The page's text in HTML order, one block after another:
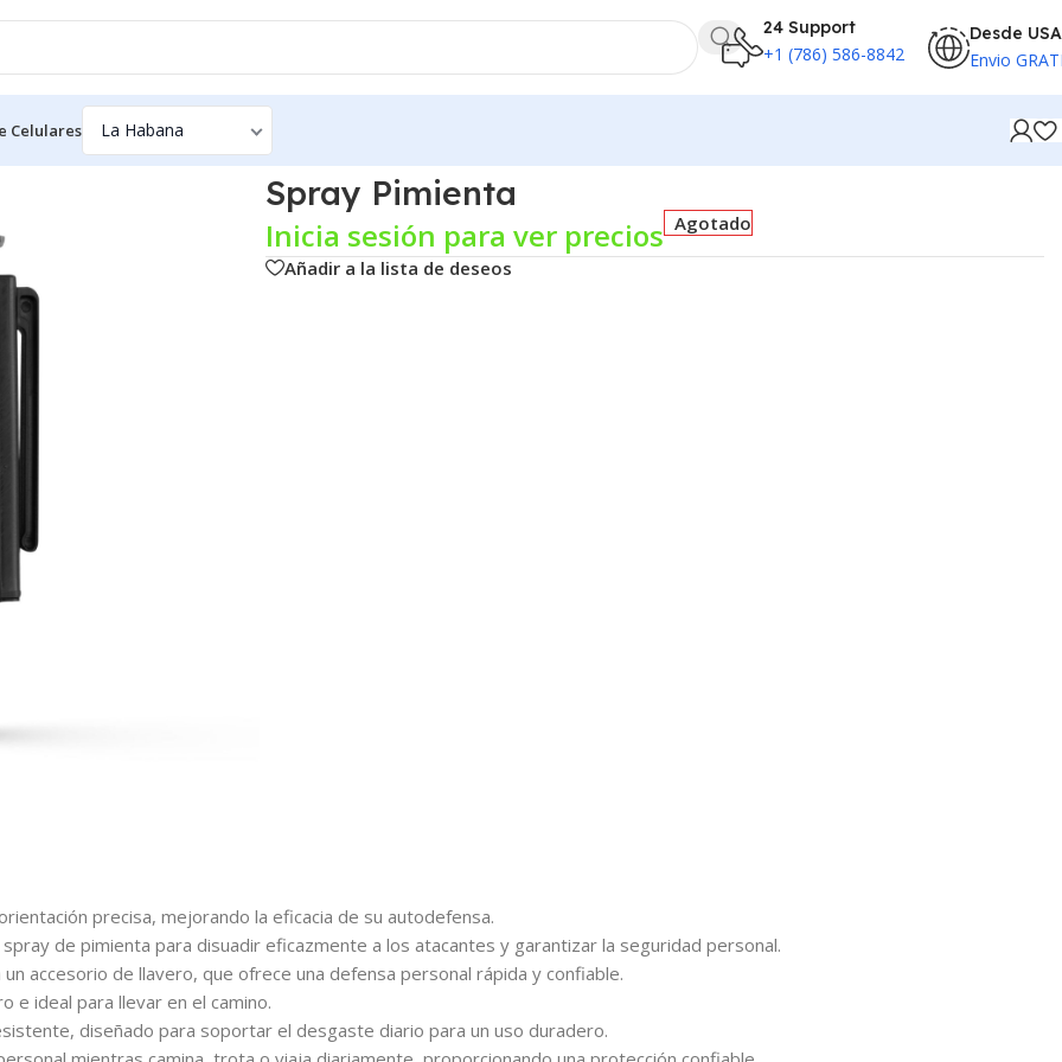
24 Support
+1 (786) 586-8842
Desde USA
Envio
Celulares
Spray Pimienta
Inicia sesión para ver precios Agotado
Añadir a la lista de deseos
precisa, mejorando la eficacia de su autodefensa.
de pimienta para disuadir eficazmente a los atacantes y garantizar la seguridad personal.
accesorio de llavero, que ofrece una defensa personal rápida y confiable.
e ideal para llevar en el camino.
diseñado para soportar el desgaste diario para un uso duradero.